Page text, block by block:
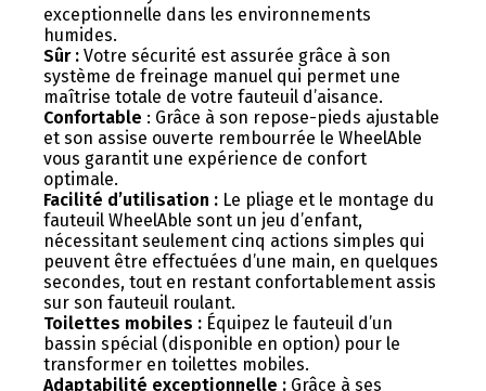
exceptionnelle dans les environnements
humides.
Sûr : Votre sécurité est assurée grâce à son
système de freinage manuel qui permet une
maîtrise totale de votre fauteuil d’aisance.
Confortable : Grâce à son repose-pieds ajustable
et son assise ouverte rembourrée le WheelAble
vous garantit une expérience de confort
optimale.
Facilité d’utilisation : Le pliage et le montage du
fauteuil WheelAble sont un jeu d’enfant,
nécessitant seulement cinq actions simples qui
peuvent être effectuées d’une main, en quelques
secondes, tout en restant confortablement assis
sur son fauteuil roulant.
Toilettes mobiles : Équipez le fauteuil d’un
bassin spécial (disponible en option) pour le
transformer en toilettes mobiles.
Adaptabilité exceptionnelle : Grâce à ses